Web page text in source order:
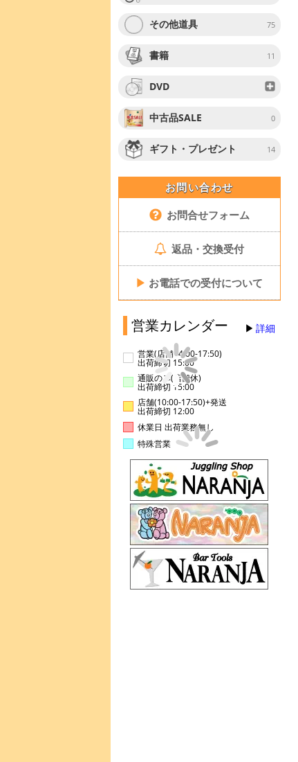
その他道具 75
書籍 11
DVD
中古品SALE 0
ギフト・プレゼント 14
お問い合わせ
お問合せフォーム
返品・交換受付
▶ お電話での受付について
営業カレンダー 詳細
営業(店舗14:00-17:50)
出荷締切 15:00
通販のみ(店舗休)
出荷締切 15:00
店舗(10:00-17:50)+発送
出荷締切 12:00
休業日 出荷業務無し
特殊営業